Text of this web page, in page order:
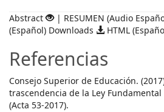
Abstract | RESUMEN (Audio
(Español) Downloads
HTML
Referencias
Consejo Superior de Educación.
trascendencia de la Ley
(Acta 53-2017).